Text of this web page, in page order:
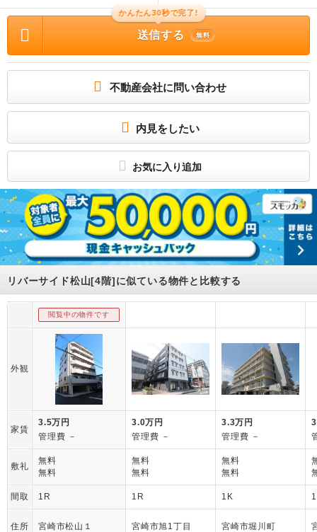
料 / 敷金 : 無料、保証金等 : －、 償却、敷引 : － / 住宅総合保険等の損害保険料 :
1.8万円2年 / その他 : 松山町のペット飼育可・単身者限定のアパートです。 合計1.
87万円（内訳：駐車場仲介手数料:8，800円/鍵交換代:9，900円） 衛生管理費:305
円/月額保証料:500円/家賃引落手数料:220円 単身者限定/子供不可/ペット相談/ルー
犬・猫飼育可のアパートです。オートロック・TVモニターホン付きでセキュリティ
も安心ですね。インターネット無料なので月々の出費も抑えられます。中心地でペ
ット飼育をお考えの単身者の方必見のアパートです。
（一社）九州不動産公正取引協議会加盟
かんたん30秒で完了!
送信する 無料
不動産会社に問い合わせ
内見をしたい
お気に入り追加
リバーサイド松山[4階]に似ている物件と比較する
閲覧中の物件です
外観
家賃
3.5万円
管理費 －
3.0万円
管理費 －
3.3万円
管理費 －
敷礼
無料
無料
無料
無料
無料
無料
間取 1R 1R 1K
住所 宮崎市松山１ 宮崎市旭1丁目 宮崎市堀川町